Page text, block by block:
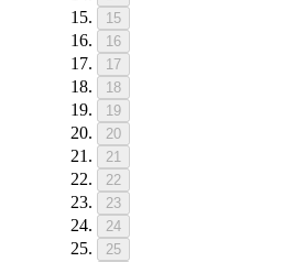
15
16
17
18
19
20
21
22
23
24
25